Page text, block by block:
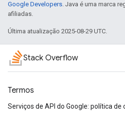
Google Developers. Java é uma marca
afiliadas.
Última atualização 2025-08-29 UTC.
Stack Overflow
Termos
Serviços de API do Google: política de